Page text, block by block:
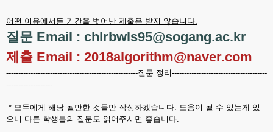
어떤 이유에서든 기간을 벗어난 제출은 받지 않습니다.
질문 Email : chlrbwls95@sogang.ac.kr
제출 Email : 2018algorithm@naver.com
------------------------------------------------------질문 정리---------------------------------------
-------------------
* 모두에게 해당 될만한 것들만 작성하겠습니다. 도움이 될 수 있는게 있
으니 다른 학생들의 질문도 읽어주시면 좋습니다.